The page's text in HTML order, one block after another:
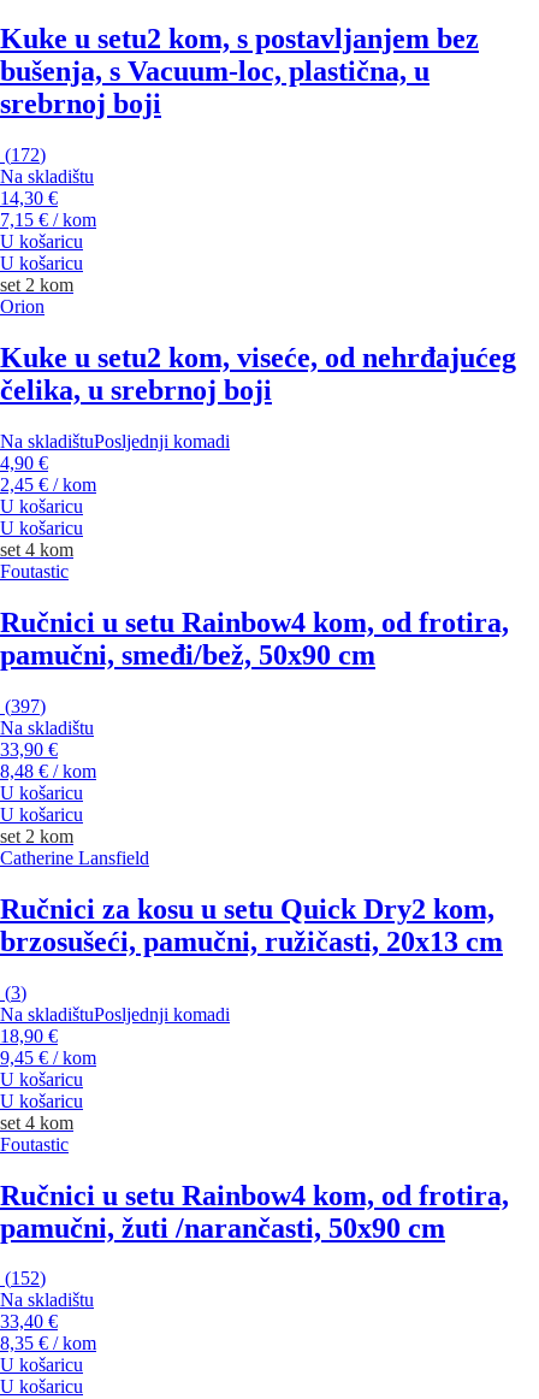
Kuke u setu2 kom, s postavljanjem bez
bušenja, s Vacuum-loc, plastična, u
srebrnoj boji
(172)
Na skladištu
14,30 €
7,15 € / kom
U košaricu
U košaricu
set 2 kom
Orion
Kuke u setu2 kom, viseće, od nehrđajućeg
čelika, u srebrnoj boji
Na skladištuPosljednji komadi
4,90 €
2,45 € / kom
U košaricu
U košaricu
set 4 kom
Foutastic
Ručnici u setu Rainbow4 kom, od frotira,
pamučni, smeđi/bež, 50x90 cm
(397)
Na skladištu
33,90 €
8,48 € / kom
U košaricu
U košaricu
set 2 kom
Catherine Lansfield
Ručnici za kosu u setu Quick Dry2 kom,
brzosušeći, pamučni, ružičasti, 20x13 cm
(3)
Na skladištuPosljednji komadi
18,90 €
9,45 € / kom
U košaricu
U košaricu
set 4 kom
Foutastic
Ručnici u setu Rainbow4 kom, od frotira,
pamučni, žuti /narančasti, 50x90 cm
(152)
Na skladištu
33,40 €
8,35 € / kom
U košaricu
U košaricu